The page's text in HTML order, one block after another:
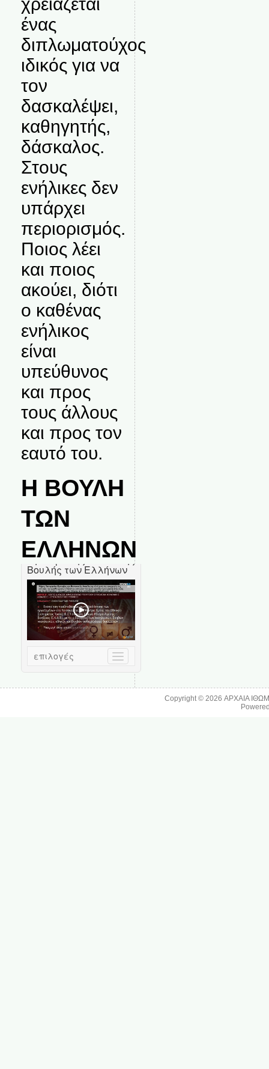
ένας
διπλωματούχος
ιδικός για να
τον
δασκαλέψει,
καθηγητής,
δάσκαλος.
Στους
ενήλικες δεν
υπάρχει
περιορισμός.
Ποιος λέει
και ποιος
ακούει, διότι
ο καθένας
ενήλικος
είναι
υπεύθυνος
και προς
τους άλλους
και προς τον
εαυτό του.
Η ΒΟΥΛΗ
ΤΩΝ
ΕΛΛΗΝΩΝ
Copyright © 2026ΑΡΧΑΙΑ